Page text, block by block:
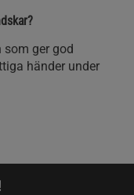
som ger god
händer under